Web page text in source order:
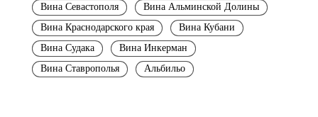
Вина Севастополя
Вина Альминской Долины
Вина Краснодарского края
Вина Кубани
Вина Судака
Вина Инкерман
Вина Ставрополья
Альбильо